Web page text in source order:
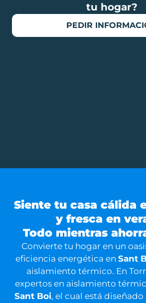
tu hogar?
PEDIR
Siente tu casa cálida
y fresca en
Todo mientras
Convierte tu hogar en un
eficiencia energética en Sant
aislamiento térmico. En
expertos en aislamiento
Sant Boi, el cual está